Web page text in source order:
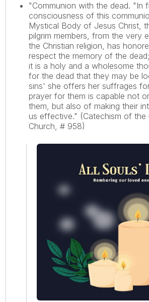
"Communion with the dead. "In
consciousness of this
Mystical Body of Jesus Christ,
pilgrim members, from the very
the Christian religion, has
respect the memory of the
it is a holy and a wholesome
for the dead that they may be
sins' she offers her suffrages
prayer for them is capable not
them, but also of making their
us effective." (Catechism of the
Church, # 958)